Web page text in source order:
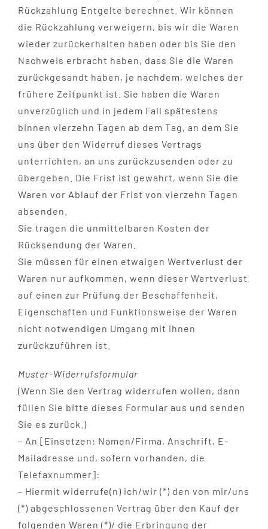
Rückzahlung Entgelte berechnet. Wir können
die Rückzahlung verweigern, bis wir die Waren
wieder zurückerhalten haben oder bis Sie den
Nachweis erbracht haben, dass Sie die Waren
zurückgesandt haben, je nachdem, welches der
frühere Zeitpunkt ist. Sie haben die Waren
unverzüglich und in jedem Fall spätestens
binnen vierzehn Tagen ab dem Tag, an dem Sie
uns über den Widerruf dieses Vertrags
unterrichten, an uns zurückzusenden oder zu
übergeben. Die Frist ist gewahrt, wenn Sie die
Waren vor Ablauf der Frist von vierzehn Tagen
absenden.
Sie tragen die unmittelbaren Kosten der
Rücksendung der Waren.
Sie müssen für einen etwaigen Wertverlust der
Waren nur aufkommen, wenn dieser Wertverlust
auf einen zur Prüfung der Beschaffenheit,
Eigenschaften und Funktionsweise der Waren
nicht notwendigen Umgang mit ihnen
zurückzuführen ist.
Muster-Widerrufsformular
(Wenn Sie den Vertrag widerrufen wollen, dann
füllen Sie bitte dieses Formular aus und senden
Sie es zurück.)
– An [Einsetzen: Namen/Firma, Anschrift, E-
Mailadresse und, sofern vorhanden, die
Telefaxnummer]:
– Hiermit widerrufe(n) ich/wir (*) den von mir/uns
(*) abgeschlossenen Vertrag über den Kauf der
folgenden Waren (*)/ die Erbringung der